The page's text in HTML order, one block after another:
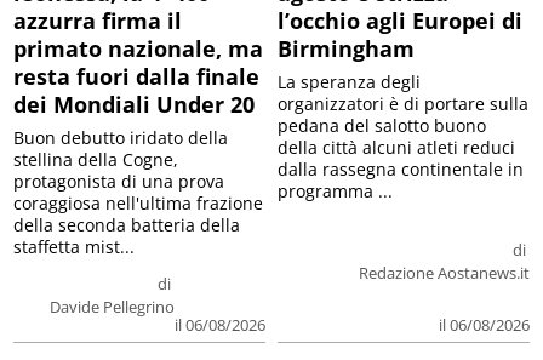
azzurra firma il
primato nazionale, ma
resta fuori dalla finale
dei Mondiali Under 20
di
Davide Pellegrino
il 06/08/2026
Buon debutto iridato della
stellina della Cogne,
protagonista di una prova
coraggiosa nell'ultima frazione
della seconda batteria della
staffetta mist...
l’occhio agli Europei di
Birmingham
di
Redazione Aostanews.it
il 06/08/2026
La speranza degli
organizzatori è di portare sulla
pedana del salotto buono
della città alcuni atleti reduci
dalla rassegna continentale in
programma ...